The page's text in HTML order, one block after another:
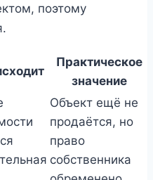
поэтому
Практическое
значение
Объект ещё не
продаётся, но
право
собственника